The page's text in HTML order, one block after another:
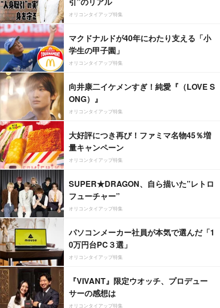
オリコンタイアップ特集
マクドナルドが40年にわたり支える「小
学生の甲子園」
オリコンタイアップ特集
向井康二イケメンすぎ！純愛『（LOVE S
ONG）』
オリコンタイアップ特集
大好評につき再び！ファミマ名物45％増
量キャンペーン
オリコンタイアップ特集
SUPER★DRAGON、自ら描いた”レトロ
フューチャー”
オリコンタイアップ特集
パソコンメーカー社員が本気で選んだ「1
0万円台PC３選」
オリコンタイアップ特集
『VIVANT』限定ウオッチ、プロデュー
サーの感想は
オリコンタイアップ特集